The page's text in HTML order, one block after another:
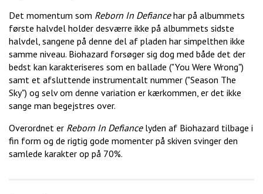
Det momentum som Reborn In Defiancehar på albummets
første halvdel holder desværre ikke på albummets sidste
halvdel, sangene på denne del af pladen har simpelthen ikke
samme niveau. Biohazard forsøger sig dog med både det der
bedst kan karakteriseres som en ballade ("You Were Wrong")
samt et afsluttende instrumentalt nummer ("Season The
Sky") og selv om denne variation er kærkommen, er det ikke
sange man begejstres over.
Overordnet er Reborn In Defiancelyden af Biohazard tilbage i
fin form og de rigtig gode momenter på skiven svinger den
samlede karakter op på 70%.